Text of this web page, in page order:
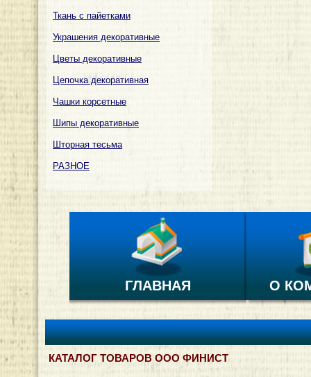
Ткань с пайетками
Украшения декоративные
Цветы декоративные
Цепочка декоративная
Чашки корсетные
Шипы декоративные
Шторная тесьма
РАЗНОЕ
ГЛАВНАЯ О
КАТАЛОГ ТОВАРОВ ООО ФИНИСТ